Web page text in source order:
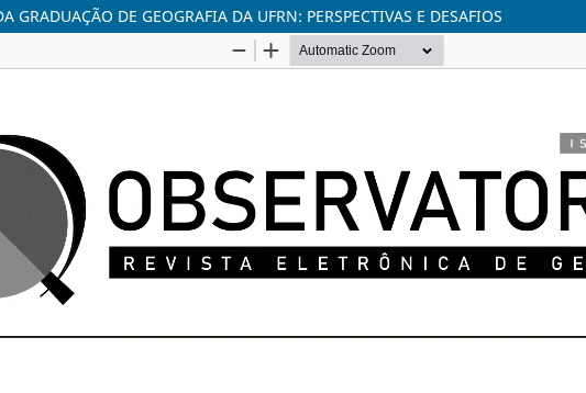
DE GEOGRAFIA DA UFRN: PERSPECTIVAS E DESAFIOS